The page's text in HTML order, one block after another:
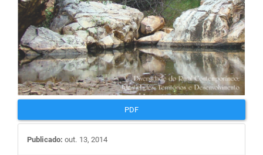
PDF
Publicado: out. 13, 2014